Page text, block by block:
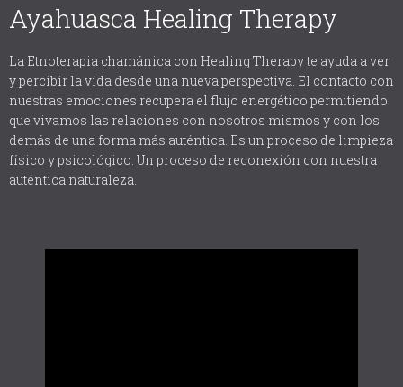
Ayahuasca Healing Therapy
La Etnoterapia chamánica con Healing Therapy te ayuda a ver
y percibir la vida desde una nueva perspectiva. El contacto con
nuestras emociones recupera el flujo energético permitiendo
que vivamos las relaciones con nosotros mismos y con los
demás de una forma más auténtica. Es un proceso de limpieza
físico y psicológico. Un proceso de reconexión con nuestra
auténtica naturaleza.